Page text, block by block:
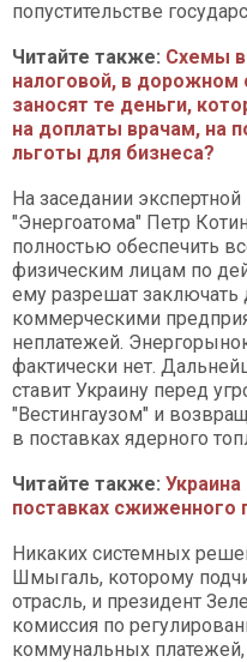
попустительстве
Читайте также: Схемы в
налоговой, в дорожном
заносят те деньги,
на доплаты врачам, на
льготы для бизнеса?
На заседании
"Энергоатома" Петр
полностью обеспечить
физическим лицам по
ему разрешат заключать
коммерческими
неплатежей.
фактически нет.
ставит Украину перед
"Вестингаузом" и
в поставках ядерного
Читайте также:
поставках сжиженного
Никаких системных
Шмыгаль, которому
отрасль, и президент
комиссия по
коммунальных